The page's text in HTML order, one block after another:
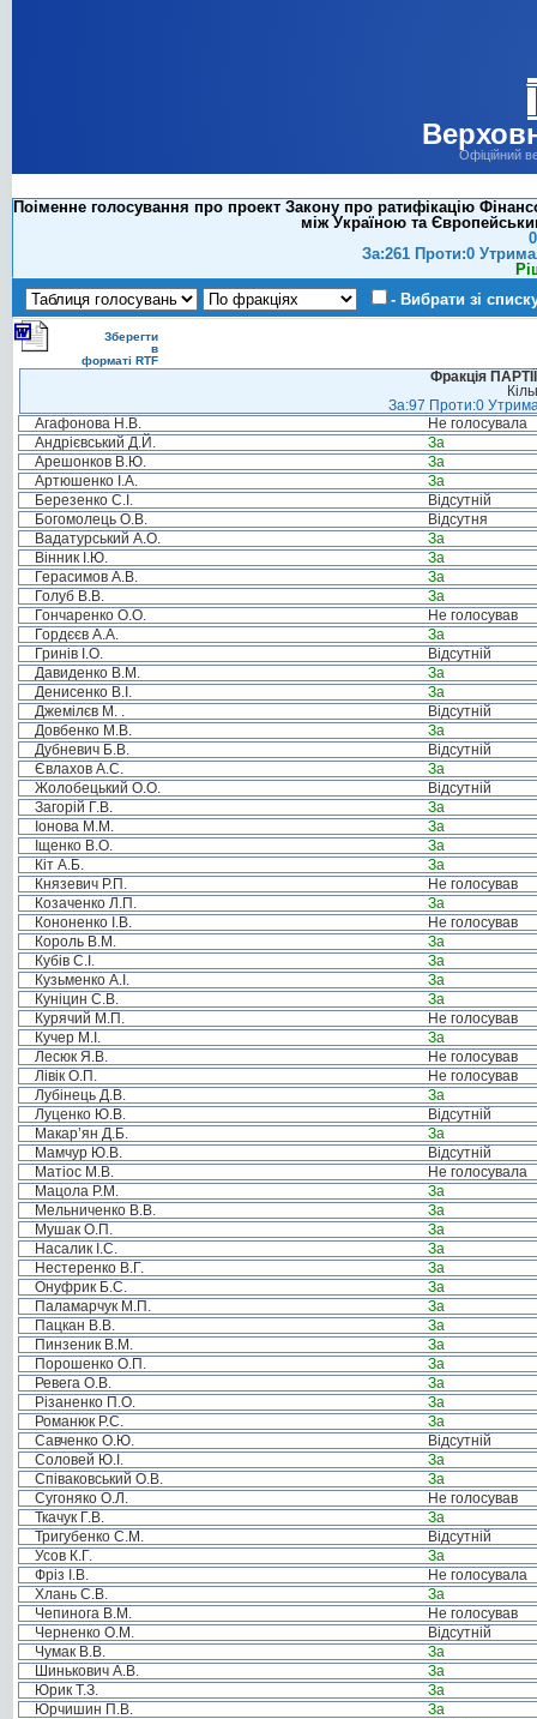
Офіційний
Поіменне голосування про проект Закону про ратифікацію
між Україною та
За:261 Проти:0
- Вибрати зі
Зберегти
в
форматі RTF
Фракція
За:97 Проти:0
Агафонова Н.В.
Не голосувала
Андрієвський Д.Й.
За
Арешонков В.Ю.
За
Артюшенко І.А.
За
Березенко С.І.
Відсутній
Богомолець О.В.
Відсутня
Вадатурський А.О.
За
Вінник І.Ю.
За
Герасимов А.В.
За
Голуб В.В.
За
Гончаренко О.О.
Не голосував
Гордєєв А.А.
За
Гринів І.О.
Відсутній
Давиденко В.М.
За
Денисенко В.І.
За
Джемілєв М. .
Відсутній
Довбенко М.В.
За
Дубневич Б.В.
Відсутній
Євлахов А.С.
За
Жолобецький О.О.
Відсутній
Загорій Г.В.
За
Іонова М.М.
За
Іщенко В.О.
За
Кіт А.Б.
За
Князевич Р.П.
Не голосував
Козаченко Л.П.
За
Кононенко І.В.
Не голосував
Король В.М.
За
Кубів С.І.
За
Кузьменко А.І.
За
Куніцин С.В.
За
Курячий М.П.
Не голосував
Кучер М.І.
За
Лесюк Я.В.
Не голосував
Лівік О.П.
Не голосував
Лубінець Д.В.
За
Луценко Ю.В.
Відсутній
Макар’ян Д.Б.
За
Мамчур Ю.В.
Відсутній
Матіос М.В.
Не голосувала
Мацола Р.М.
За
Мельниченко В.В.
За
Мушак О.П.
За
Насалик І.С.
За
Нестеренко В.Г.
За
Онуфрик Б.С.
За
Паламарчук М.П.
За
Пацкан В.В.
За
Пинзеник В.М.
За
Порошенко О.П.
За
Ревега О.В.
За
Різаненко П.О.
За
Романюк Р.С.
За
Савченко О.Ю.
Відсутній
Соловей Ю.І.
За
Співаковський О.В.
За
Сугоняко О.Л.
Не голосував
Ткачук Г.В.
За
Тригубенко С.М.
Відсутній
Усов К.Г.
За
Фріз І.В.
Не голосувала
Хлань С.В.
За
Чепинога В.М.
Не голосував
Черненко О.М.
Відсутній
Чумак В.В.
За
Шинькович А.В.
За
Юрик Т.З.
За
Юрчишин П.В.
За